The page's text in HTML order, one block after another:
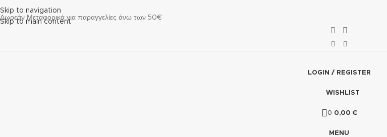
Skip to navigation
Skip to main content
Δωρεάν Μεταφορικά για παραγγελίες άνω των 50€
LOGIN / REGISTER
WISHLIST
0 0,00€
MENU